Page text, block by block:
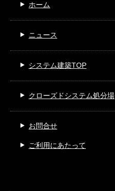
ホーム
ニュース
システム建築TOP
クローズドシステム処分場
お問合せ
ご利用にあたって